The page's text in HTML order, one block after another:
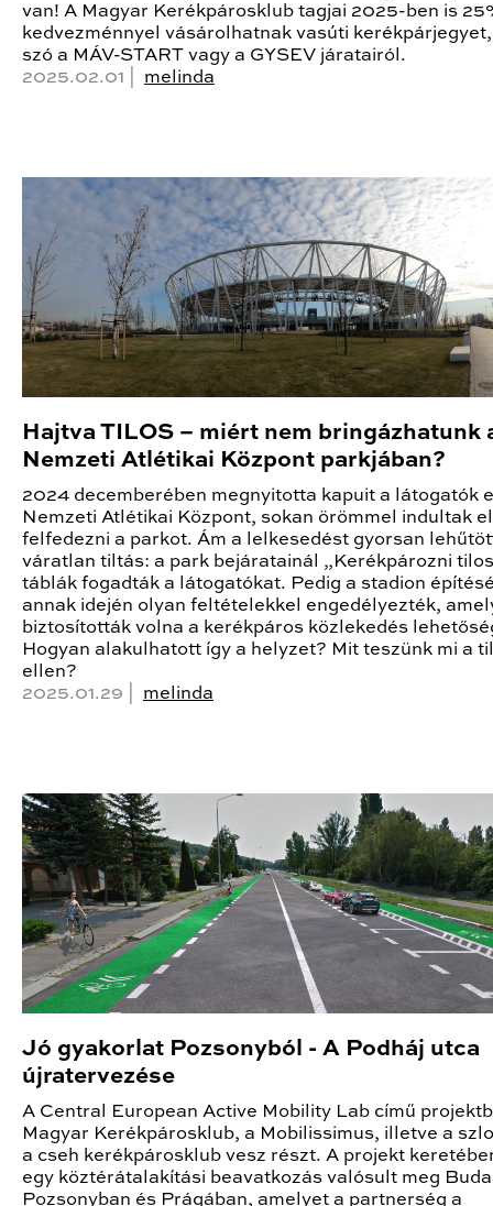
van! A Magyar Kerékpárosklub tagjai 2025-ben is
kedvezménnyel vásárolhatnak vasúti
szó a MÁV-START vagy a GYSEV járatairól.
2025.02.01 | melinda
Hajtva TILOS – miért nem bringázhatunk
Nemzeti Atlétikai Központ parkjában?
2024 decemberében megnyitotta kapuit a látogatók
Nemzeti Atlétikai Központ, sokan örömmel indultak el
felfedezni a parkot. Ám a lelkesedést gyorsan
váratlan tiltás: a park bejáratainál „Kerékpározni
táblák fogadták a látogatókat. Pedig a stadion
annak idején olyan feltételekkel engedélyezték,
biztosították volna a kerékpáros közlekedés
Hogyan alakulhatott így a helyzet? Mit teszünk mi a
ellen?
2025.01.29 | melinda
Jó gyakorlat Pozsonyból - A Podháj utca
újratervezése
A Central European Active Mobility Lab című
Magyar Kerékpárosklub, a Mobilissimus, illetve a
a cseh kerékpárosklub vesz részt. A projekt
egy köztérátalakítási beavatkozás valósult meg
Pozsonyban és Prágában, amelyet a partnerség a